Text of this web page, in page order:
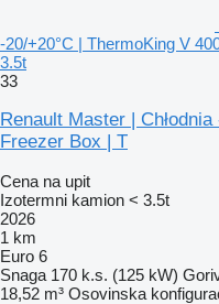
-20/+20°C | ThermoKing V
3.5t
33
Renault Master |
Freezer Box | T
Cena na upit
Izotermni kamion < 3.5t
2026
1 km
Euro 6
Snaga 170 k.s. (125 kW)
18,52 m³ Osovinska